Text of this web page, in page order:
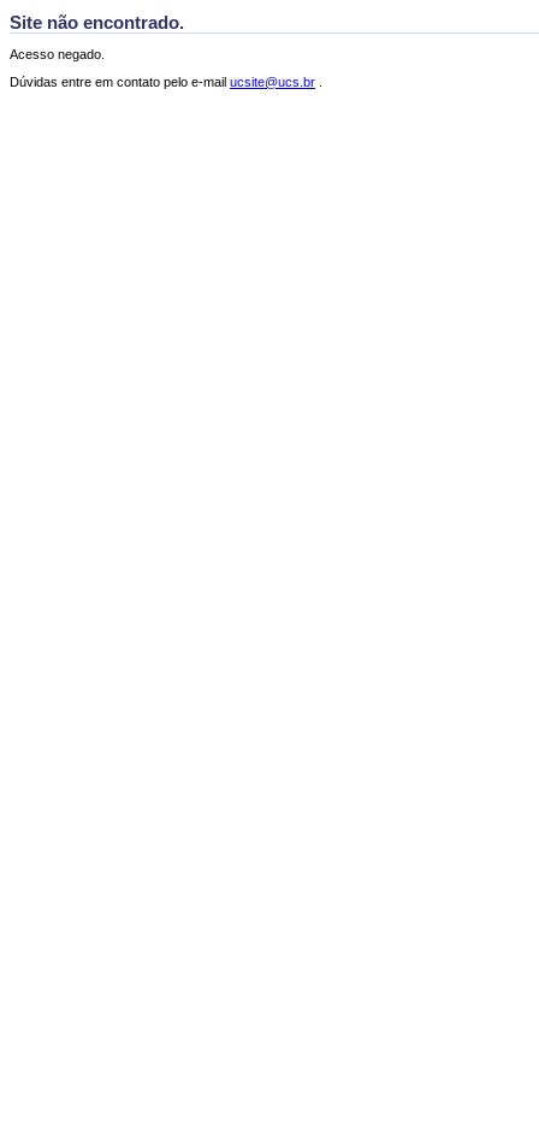
Site não encontrado.
Acesso negado.
Dúvidas entre em contato pelo e-mail ucsite@ucs.br